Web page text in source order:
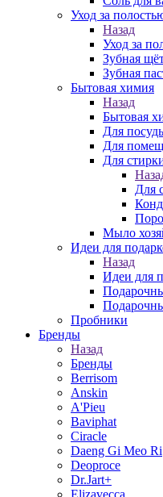
Уход за
Назад
Уход за
Зубная
Зубная
Бытовая химия
Назад
Бытовая
Для
Для
Для
Для
Мыло
Идеи для
Назад
Идеи для
Пробники
Бренды
Назад
Бренды
Berrisom
Anskin
A'Pieu
Baviphat
Ciracle
Daeng Gi Meo Ri
Deoproce
Dr.Jart+
Elizavecca